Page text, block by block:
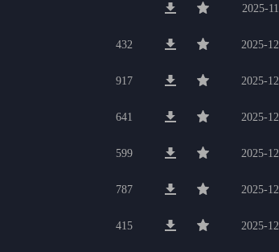
2025-
432 2025-
917 2025-
641 2025-
599 2025-
787 2025-
415 2025-